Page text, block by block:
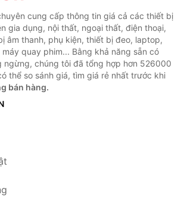
cung cấp thông tin giá cả các thiết bị
gia dụng, nội thất, ngoại thất, điện thoại,
âm thanh, phụ kiện, thiết bị đeo, laptop,
quay phim... Bằng khả năng sẵn có
ngừng, chúng tôi đã tổng hợp hơn 526000
thể so sánh giá, tìm giá rẻ nhất trước khi
bán hàng.